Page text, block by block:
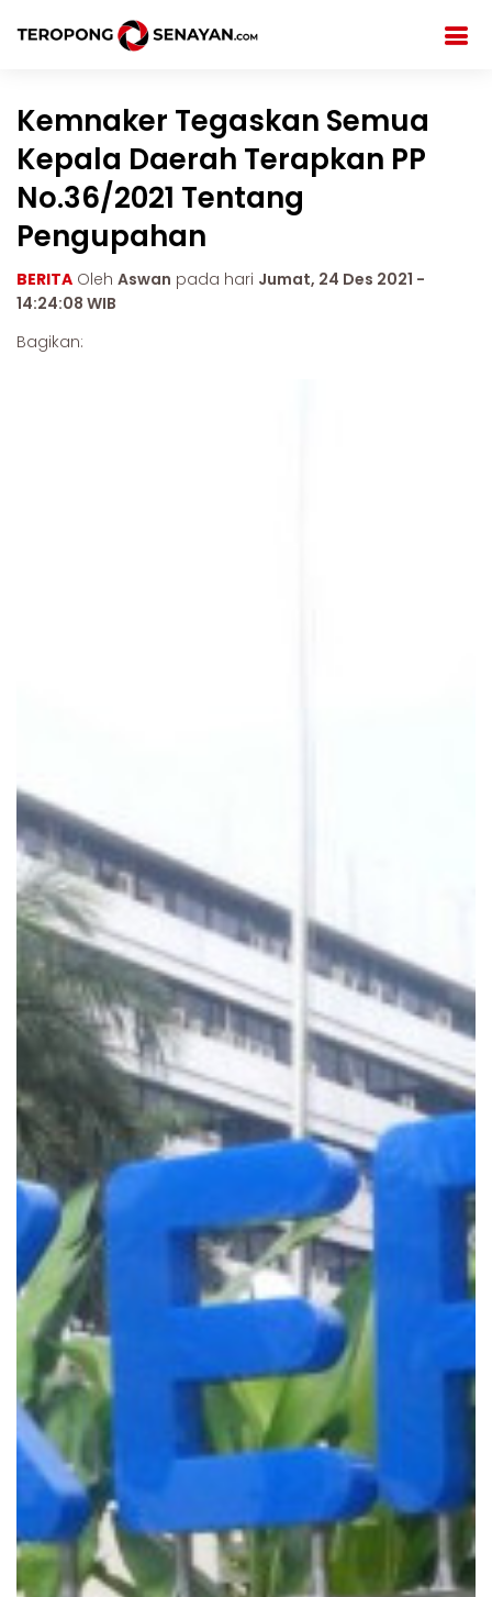
Kemnaker Tegaskan Semua
Kepala Daerah Terapkan PP
No.36/2021 Tentang
Pengupahan
BERITA Oleh Aswan pada hari Jumat, 24 Des 2021 -
14:24:08 WIB
Bagikan: